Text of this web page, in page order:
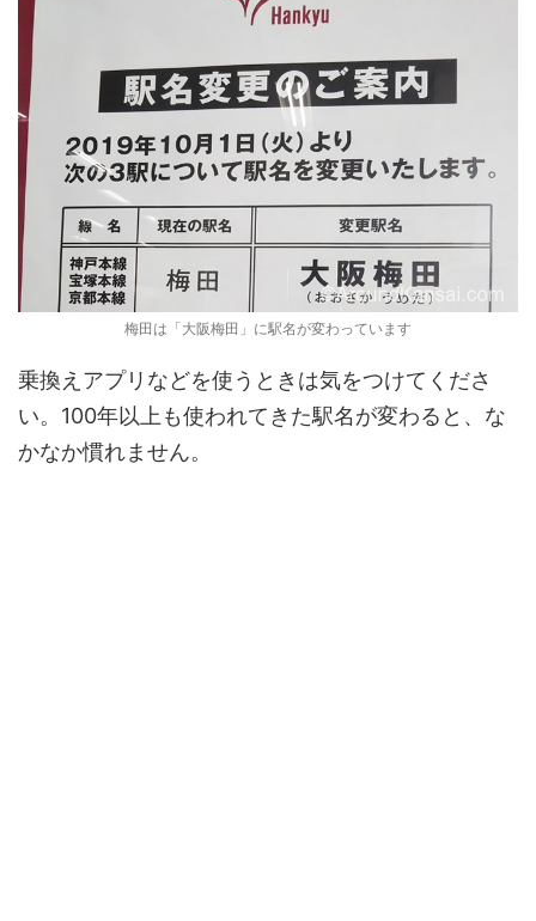
梅田は「大阪梅田」に駅名が変わっています
乗換えアプリなどを使うときは気をつけてくださ
い。100年以上も使われてきた駅名が変わると、な
かなか慣れません。